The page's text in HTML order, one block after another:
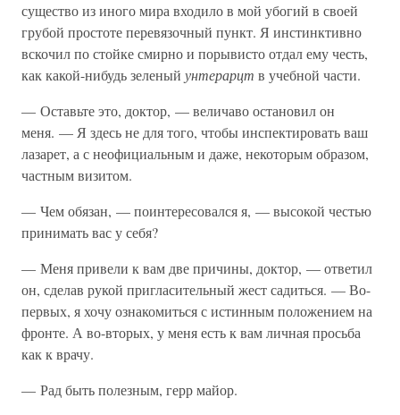
существо из иного мира входило в мой убогий в своей
грубой простоте перевязочный пункт. Я инстинктивно
вскочил по стойке смирно и порывисто отдал ему честь,
как какой-нибудь зеленый унтерарцт в учебной части.
— Оставьте это, доктор, — величаво остановил он
меня. — Я здесь не для того, чтобы инспектировать ваш
лазарет, а с неофициальным и даже, некоторым образом,
частным визитом.
— Чем обязан, — поинтересовался я, — высокой честью
принимать вас у себя?
— Меня привели к вам две причины, доктор, — ответил
он, сделав рукой пригласительный жест садиться. — Во-
первых, я хочу ознакомиться с истинным положением на
фронте. А во-вторых, у меня есть к вам личная просьба
как к врачу.
— Рад быть полезным, герр майор.